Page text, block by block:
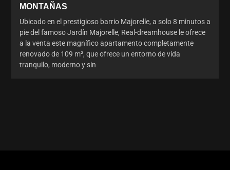
MONTAÑAS
Ubicado en el prestigioso barrio Majorelle, a solo 8 minutos a
pie del famoso Jardín Majorelle, Real-dreamhouse le ofrece
a la venta este magnífico apartamento completamente
renovado de 109 m², que ofrece un entorno de vida
tranquilo, moderno y sin